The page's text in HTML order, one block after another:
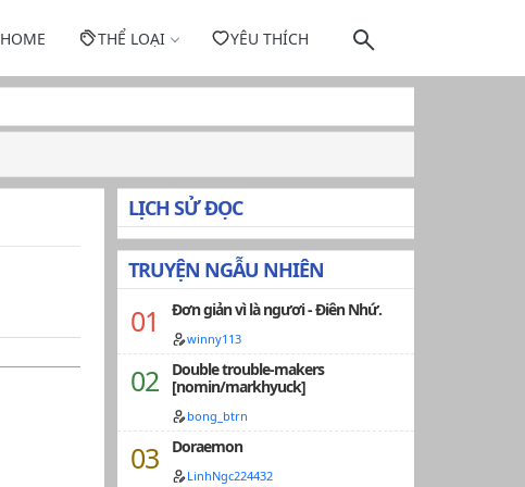
HOME THỂ LOẠI YÊU THÍCH
LỊCH SỬ ĐỌC
TRUYỆN NGẪU NHIÊN
Đơn giản vì là ngươi - Điên Nhứ.
winny113
Double trouble-makers
[nomin/markhyuck]
bong_btrn
Doraemon
LinhNgc224432